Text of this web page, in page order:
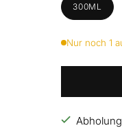
300ML
Nur noch 1